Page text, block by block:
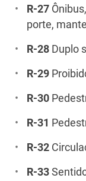
R-27
porte,
R-28 Duplo
R-29
R-30
R-31
R-32
R-33